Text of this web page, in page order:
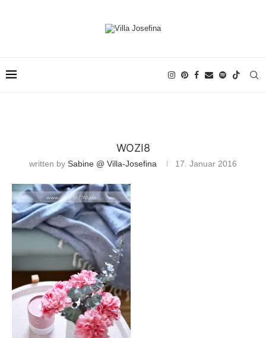
WOZI8
written by Sabine @ Villa-Josefina 17. Januar 2016